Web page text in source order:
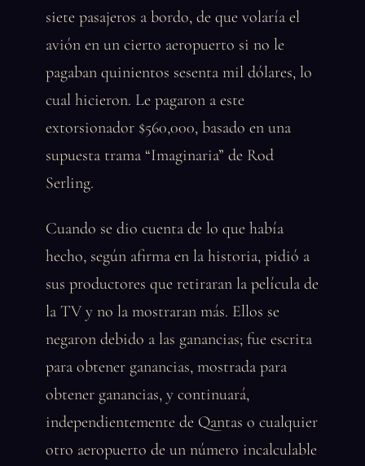
siete pasajeros a bordo, de que volaría el
avión en un cierto aeropuerto si no le
pagaban quinientos sesenta mil dólares, lo
cual hicieron. Le pagaron a este
extorsionador $560,000, basado en una
supuesta trama “Imaginaria” de Rod
Serling.
Cuando se dio cuenta de lo que había
hecho, según afirma en la historia, pidió a
sus productores que retiraran la película de
la TV y no la mostraran más. Ellos se
negaron debido a las ganancias; fue escrita
para obtener ganancias, mostrada para
obtener ganancias, y continuará,
independientemente de Qantas o cualquier
otro aeropuerto de un número incalculable